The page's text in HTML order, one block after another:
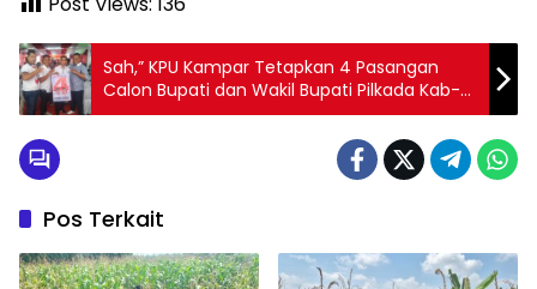
Sah,” KPU Kampar Tetapkan 4 Pasangan
Calon Bupati dan Wakil Bupati Pilkada Kab-
Kampar 2024
Pos Terkait